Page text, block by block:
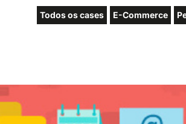
Todos os cases E-Commerce